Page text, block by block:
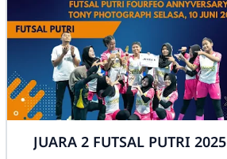
JUARA 2 FUTSAL PUTRI 2025